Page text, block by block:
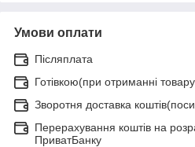
Умови оплати
Післяплата
Готівкою(при отриманні
Зворотня доставка
Перерахування коштів на
ПриватБанку